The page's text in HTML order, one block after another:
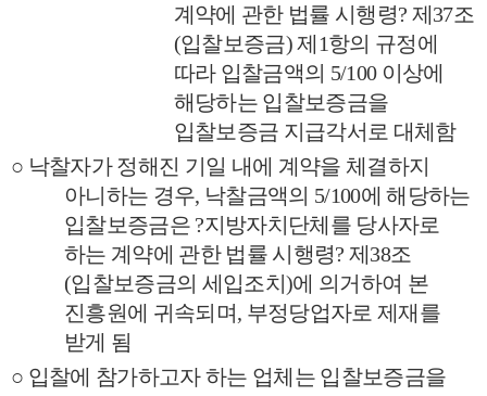
계약에 관한 법률 시행령? 제 37조
(입찰보증금)제 1항의 규정에
따라 입찰금액의 5/100 이상에
해당하는 입찰보증금을
입찰보증금 지급각서로 대체함
○ 낙찰자가 정해진 기일 내에 계약을 체결하지
아니하는 경우, 낙찰금액의 5/100에 해당하는
입찰보증금은 ?지방자치단체를 당사자로
하는 계약에 관한 법률 시행령? 제 38조
(입찰보증금의 세입조치 )에 의거하여 본
진흥원에 귀속되며, 부정당업자로 제재를
받게 됨
○ 입찰에 참가하고자 하는 업체는 입찰보증금을